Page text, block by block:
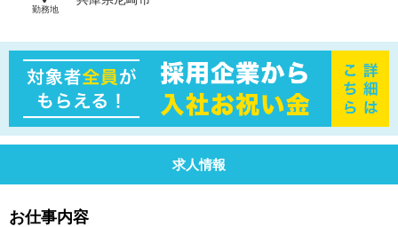
勤務地
求人情報
お仕事内容